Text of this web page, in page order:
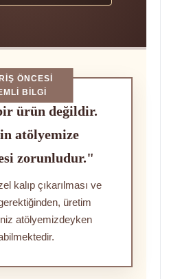
ÖNCESI
BILGI
ürün değildir.
atölyemize
zorunludur."
kalıp çıkarılması ve
üretim
atölyemizdeyken